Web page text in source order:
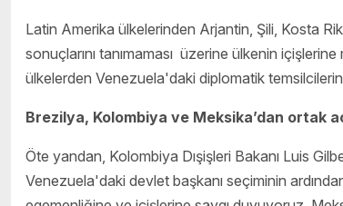
Latin Amerika ülkelerinden Arjantin, Şili, Kosta
sonuçlarını tanımaması üzerine ülkenin
ülkelerden Venezuela'daki diplomatik
Brezilya, Kolombiya ve Meksika’dan ortak
Öte yandan, Kolombiya Dışişleri Bakanı Luis
Venezuela'daki devlet başkanı seçiminin